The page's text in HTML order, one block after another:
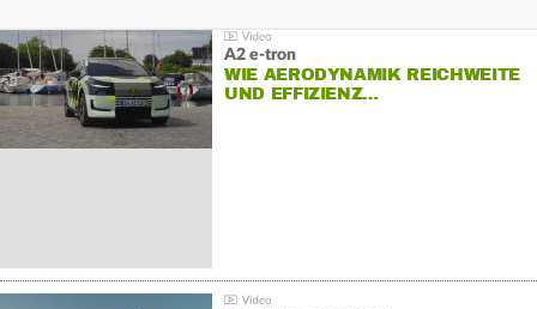
A2 e-tron
WIE AERODYNAMIK REICHWEITE
UND EFFIZIENZ…